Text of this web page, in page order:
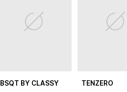
BSQT BY CLASSY TENZERO